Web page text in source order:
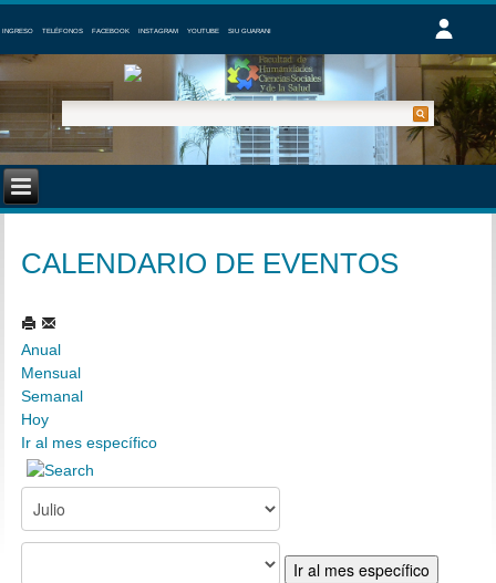
INGRESO TELÉFONOS FACEBOOK INSTAGRAM YOUTUBE SIU GUARANI
CALENDARIO DE EVENTOS
Anual
Mensual
Semanal
Hoy
Ir al mes específico
Ir al mes específico